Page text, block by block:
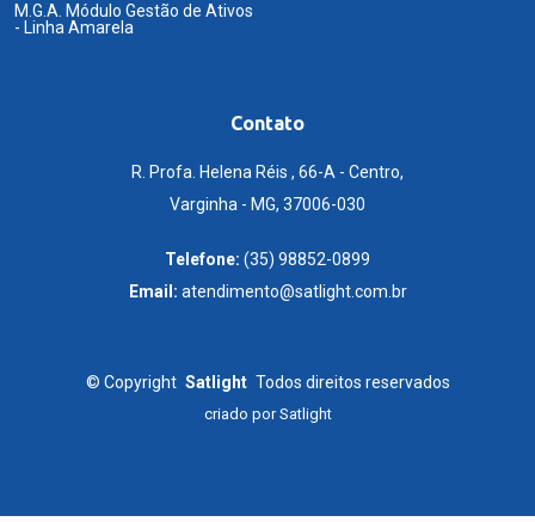
M.G.A. Módulo Gestão de Ativos
- Linha Amarela
Contato
R. Profa. Helena Réis , 66-A - Centro,
Varginha - MG, 37006-030
Telefone: (35) 98852-0899
Email: atendimento@satlight.com.br
© Copyright Satlight Todos direitos reservados
criado porSatlight